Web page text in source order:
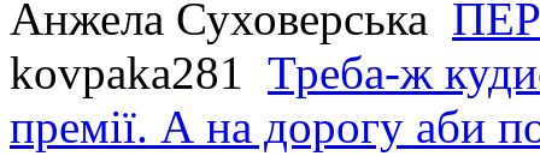
Анжела Суховерська
kovpaka281 Треба-ж
премії. А на дорогу аби